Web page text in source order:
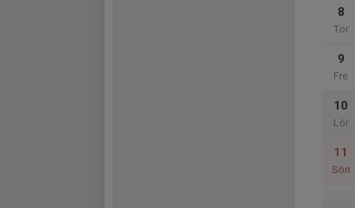
8
Tor
9
Fre
10
Lör
11
Sön